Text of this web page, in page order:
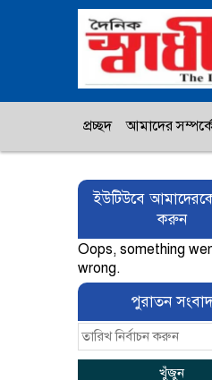
প্রচ্ছদ আমাদের
ইউটিউবে
করুন
Oops, something
wrong.
পুরাতন